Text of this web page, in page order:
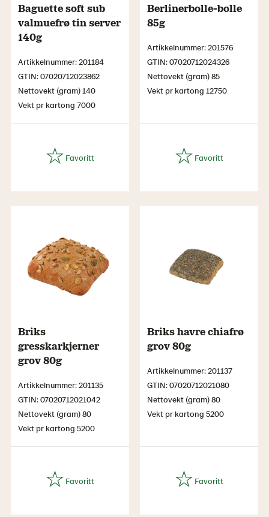
Baguette soft sub
valmuefrø tin server
140g
Artikkelnummer: 201184
GTIN: 07020712023862
Nettovekt (gram) 140
Vekt pr kartong 7000
Berlinerbolle-bolle
85g
Artikkelnummer: 201576
GTIN: 07020712024326
Nettovekt (gram) 85
Vekt pr kartong 12750
Briks
gresskarkjerner
grov 80g
Artikkelnummer: 201135
GTIN: 07020712021042
Nettovekt (gram) 80
Vekt pr kartong 5200
Briks havre chiafrø
grov 80g
Artikkelnummer: 201137
GTIN: 07020712021080
Nettovekt (gram) 80
Vekt pr kartong 5200